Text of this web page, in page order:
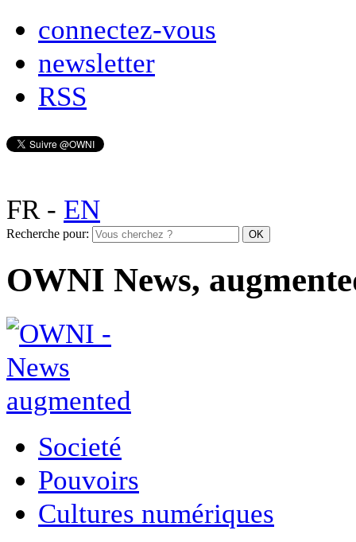
connectez-vous
newsletter
RSS
FR- EN
Recherche pour:
OWNI News,
Societé
Pouvoirs
Cultures numériques